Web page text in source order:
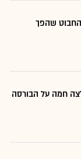
שהפך
חמה על הבורסה